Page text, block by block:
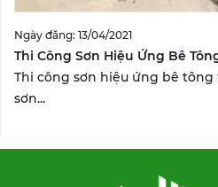
Ngày đăng: 13/04/2021
Thi Công Sơn Hiệu Ứng Bê
Thi công sơn hiệu ứng bê
sơn...